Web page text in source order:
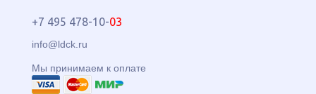
+7 495 478-10-03
info@ldck.ru
Мы принимаем к оплате